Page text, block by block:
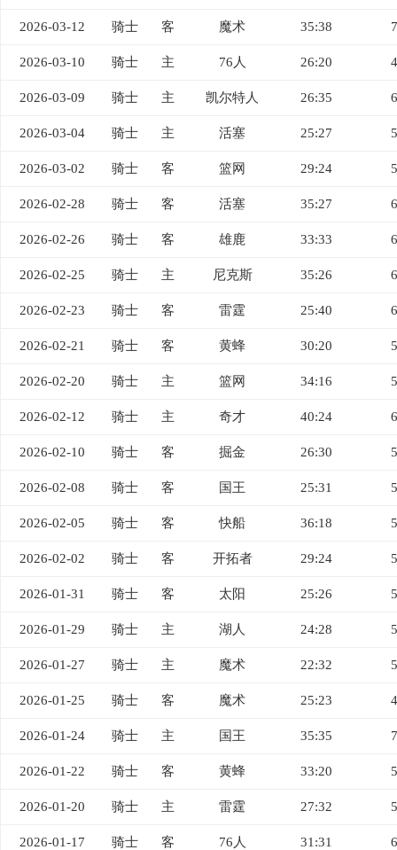
2026-03-12 骑士 客 魔术 35:38
2026-03-10 骑士 主 76人 26:20
2026-03-09 骑士 主 凯尔特人 26:35
2026-03-04 骑士 主 活塞 25:27
2026-03-02 骑士 客 篮网 29:24
2026-02-28 骑士 客 活塞 35:27
2026-02-26 骑士 客 雄鹿 33:33
2026-02-25 骑士 主 尼克斯 35:26
2026-02-23 骑士 客 雷霆 25:40
2026-02-21 骑士 客 黄蜂 30:20
2026-02-20 骑士 主 篮网 34:16
2026-02-12 骑士 主 奇才 40:24
2026-02-10 骑士 客 掘金 26:30
2026-02-08 骑士 客 国王 25:31
2026-02-05 骑士 客 快船 36:18
2026-02-02 骑士 客 开拓者 29:24
2026-01-31 骑士 客 太阳 25:26
2026-01-29 骑士 主 湖人 24:28
2026-01-27 骑士 主 魔术 22:32
2026-01-25 骑士 客 魔术 25:23
2026-01-24 骑士 主 国王 35:35
2026-01-22 骑士 客 黄蜂 33:20
2026-01-20 骑士 主 雷霆 27:32
2026-01-17 骑士 客 76人 31:31